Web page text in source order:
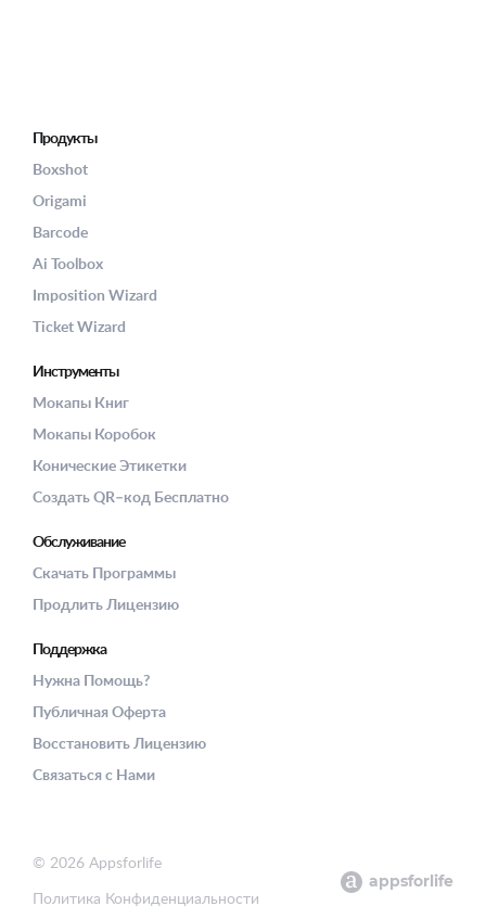
Продукты
Boxshot
Origami
Barcode
Ai Toolbox
Imposition Wizard
Ticket Wizard
Инструменты
Мокапы Книг
Мокапы Коробок
Конические Этикетки
Создать QR–код Бесплатно
Обслуживание
Скачать Программы
Продлить Лицензию
Поддержка
Нужна Помощь?
Публичная Оферта
Восстановить Лицензию
Связаться с Нами
© 2026 Appsforlife
Политика Конфиденциальности
appsforlife